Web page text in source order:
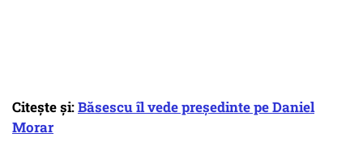
Citește și:Băsescu îl vede președinte pe Daniel
Morar